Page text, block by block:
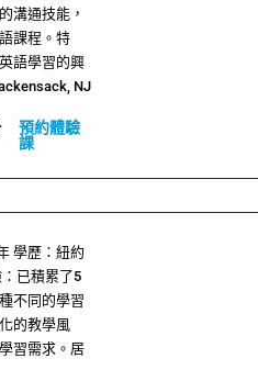
溝通技能，
課程。特
語學習的興
NJ
預約體驗
課
學歷：紐約
已積累了5
不同的學習
的教學風
習需求。居